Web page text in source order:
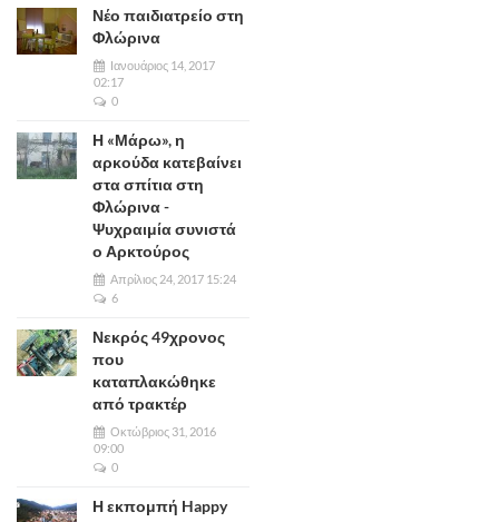
Νέο παιδιατρείο στη
Φλώρινα
Ιανουάριος 14, 2017
02:17
0
Η «Μάρω», η
αρκούδα κατεβαίνει
στα σπίτια στη
Φλώρινα -
Ψυχραιμία συνιστά
ο Αρκτούρος
Απρίλιος 24, 2017 15:24
6
Νεκρός 49χρονος
που
καταπλακώθηκε
από τρακτέρ
Οκτώβριος 31, 2016
09:00
0
Η εκπομπή Happy